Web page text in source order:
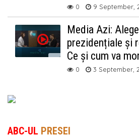
0 9 September,
Media Azi:
prezidențiale și
Ce și cum va
0 3 September,
ABC-UL PRESEI